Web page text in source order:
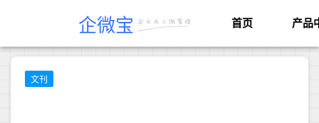
企微宝 首页 产品
文刊